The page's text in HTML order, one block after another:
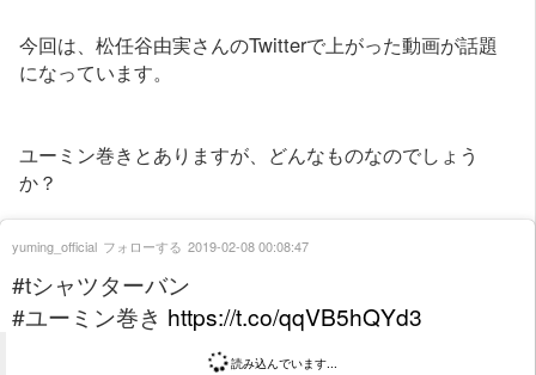
今回は、松任谷由実さんのTwitterで上がった動画が話題
になっています。
ユーミン巻きとありますが、どんなものなのでしょう
か？
#tシャツターバン
#ユーミン巻き https://t.co/qqVB5hQYd3
読み込んでいます...
yuming_official フォローする 2019-02-08 00:08:47